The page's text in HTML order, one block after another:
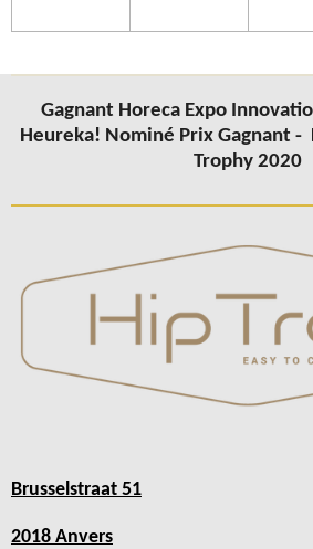
Gagnant Horeca Expo
Heureka! Nominé Prix Gagnant -
Trophy 2020
Brusselstraat 51
2018 Anvers